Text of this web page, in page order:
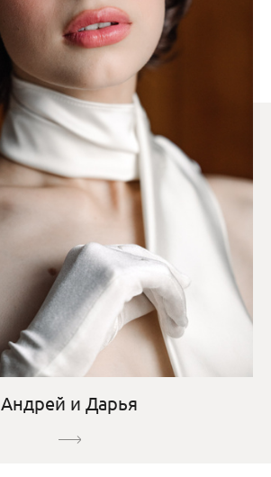
Андрей и Дарья